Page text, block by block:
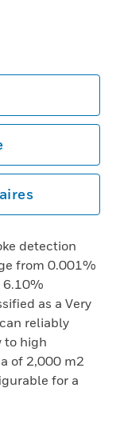
detection
from 0.001%
as a Very
reliably
to high
of 2,000 m2
for a